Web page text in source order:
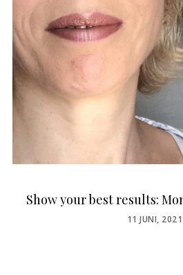
Show your best results:
POSTED
11 JUNI, 2021